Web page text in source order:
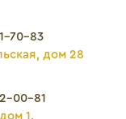
70-83
дом 28
00-81
1.